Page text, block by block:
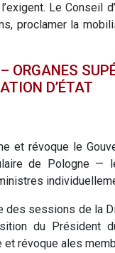
Le Conseil
proclamer la
ORGANES
D’ÉTAT
et révoque le
de Pologne —
des sessions de la
du Président
et révoque ales